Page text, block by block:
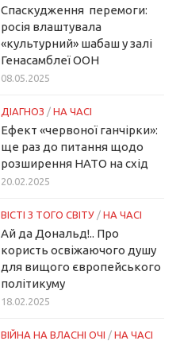
Спаскудження перемоги:
росія влаштувала
«культурний» шабаш у залі
Генасамблеї ООН
08.05.2025
ДІАГНОЗ / НА ЧАСІ
Ефект «червоної ганчірки»:
ще раз до питання щодо
розширення НАТО на схід
20.02.2025
ВІСТІ З ТОГО СВІТУ / НА ЧАСІ
Ай да Дональд!.. Про
користь освіжаючого душу
для вищого європейського
політикуму
18.02.2025
ВІЙНА НА ВЛАСНІ ОЧІ / НА ЧАСІ